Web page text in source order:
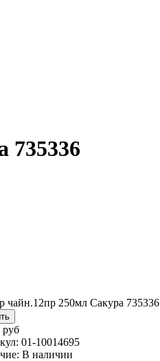
735336
чайн.12пр 250мл Сакура 735336
руб
01-10014695
В наличии